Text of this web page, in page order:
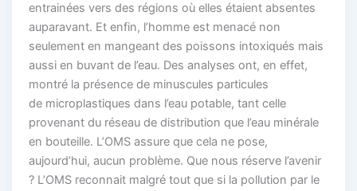
entrainées vers des régions où elles étaient absentes
auparavant. Et enfin, l’homme est menacé non
seulement en mangeant des poissons intoxiqués mais
aussi en buvant de l’eau. Des analyses ont, en effet,
montré la présence de minuscules particules
de microplastiques dans l’eau potable, tant celle
provenant du réseau de distribution que l’eau minérale
en bouteille. L’OMS assure que cela ne pose,
aujourd’hui, aucun problème. Que nous réserve l’avenir
? L’OMS reconnait malgré tout que si la pollution par le